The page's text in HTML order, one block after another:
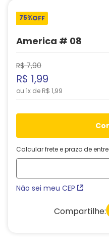
75%OFF
America # 08
R$ 7,90
R$ 1,99
ou 1x de R$ 1,99
Calcular frete e prazo de
Não sei meu CEP
Compartilhe: